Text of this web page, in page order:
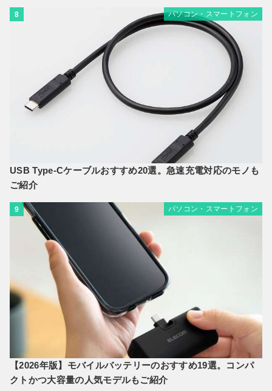
8 パソコン・スマートフォン
USB Type-Cケーブルおすすめ20選。急速充電対応のモノも
ご紹介
9 パソコン・スマートフォン
【2026年版】モバイルバッテリーのおすすめ19選。コンパ
クトかつ大容量の人気モデルもご紹介